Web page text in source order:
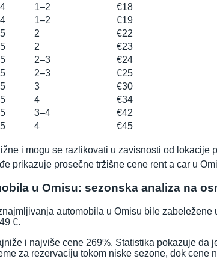
4 1–2 €18
4 1–2 €19
5 2 €22
5 2 €23
5 2–3 €24
5 2–3 €25
5 3 €30
5 4 €34
5 3–4 €42
5 4 €45
i mogu se razlikovati u zavisnosti od
prikazuje prosečne tržišne cene rent a car u
u Omisu: sezonska analiza na
automobila u Omisu bile
€.
i najviše cene 269%. Statistika pokazuje
za rezervaciju tokom niske sezone, dok cene